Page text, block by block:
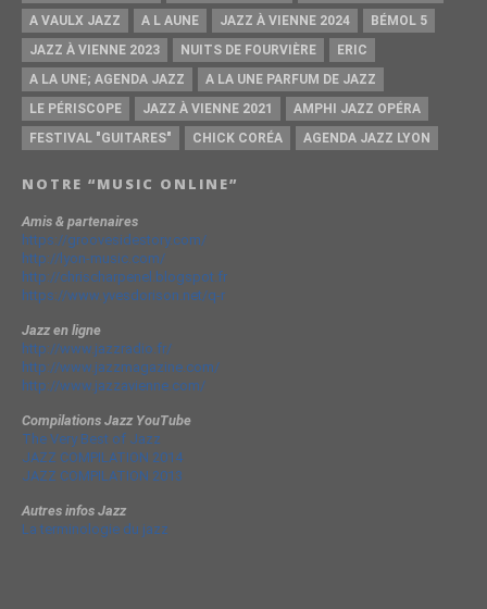
A VAULX JAZZ
A L AUNE JAZZ À VIENNE 2024
BÉMOL 5
JAZZ À VIENNE 2023
NUITS DE FOURVIÈRE
ERIC
A LA UNE; AGENDA JAZZ
A LA UNE PARFUM DE JAZZ
LE PÉRISCOPE
JAZZ À VIENNE 2021
AMPHI JAZZ OPÉRA
FESTIVAL "GUITARES"
CHICK CORÉA AGENDA JAZZ LYON
NOTRE “MUSIC ONLINE”
Amis & partenaires
https://groovesidestory.com/
http://lyon-music.com/
http://chrischarpenel.blogspot.fr
https://www.yvesdorison.net/q-r
Jazz en ligne
http://www.jazzradio.fr/
http://www.jazzmagazine.com/
http://www.jazzavienne.com/
Compilations Jazz YouTube
The Very Best of Jazz
JAZZ COMPILATION 2014
JAZZ COMPILATION 2013
Autres infos Jazz
La terminologie du jazz